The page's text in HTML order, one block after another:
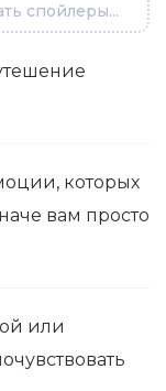
спойлеры...
которых
вам просто
или